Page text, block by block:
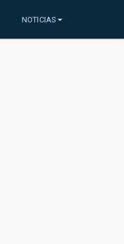
NOTICIAS